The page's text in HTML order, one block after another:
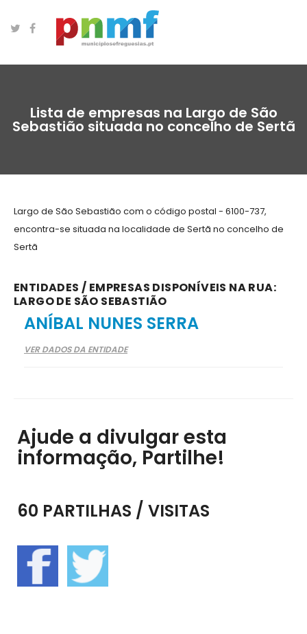
Lista de empresas na Largo de São
Sebastião situada no concelho de Sertã
Largo de São Sebastião com o código postal - 6100-737,
encontra-se situada na localidade de Sertã no concelho de
Sertã
ENTIDADES / EMPRESAS DISPONÍVEIS NA RUA:
LARGO DE SÃO SEBASTIÃO
ANÍBAL NUNES SERRA
VER DADOS DA ENTIDADE
Ajude a divulgar esta
informação, Partilhe!
60 PARTILHAS / VISITAS